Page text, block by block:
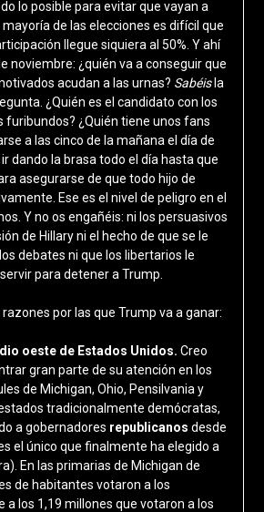
lo posible para evitar que vayan a
de las elecciones es difícil que
llegue siquiera al 50%. Y ahí
noviembre: ¿quién va a conseguir que
acudan a las urnas? Sabéisla
¿Quién es el candidato con los
¿Quién tiene unos fans
a las cinco de la mañana el día de
dando la brasa todo el día hasta que
asegurarse de que todo hijo de
Ese es el nivel de peligro en el
Y no os engañéis: ni los persuasivos
de Hillary ni el hecho de que se le
debates ni que los libertarios le
para detener a Trump.
razones por las que Trump va a ganar:
oeste de Estados Unidos. Creo
gran parte de su atención en los
de Michigan, Ohio, Pensilvania y
tradicionalmente demócratas,
a gobernadores republicanos desde
el único que finalmente ha elegido a
En las primarias de Michigan de
de habitantes votaron a los
a los 1,19 millones que votaron a los